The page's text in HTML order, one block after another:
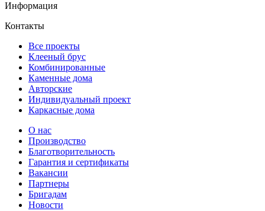
Информация
Контакты
Все проекты
Клееный брус
Комбинированные
Каменные дома
Авторские
Индивидуальный проект
Каркасные дома
О нас
Производство
Благотворительность
Гарантия и сертификаты
Вакансии
Партнеры
Бригадам
Новости